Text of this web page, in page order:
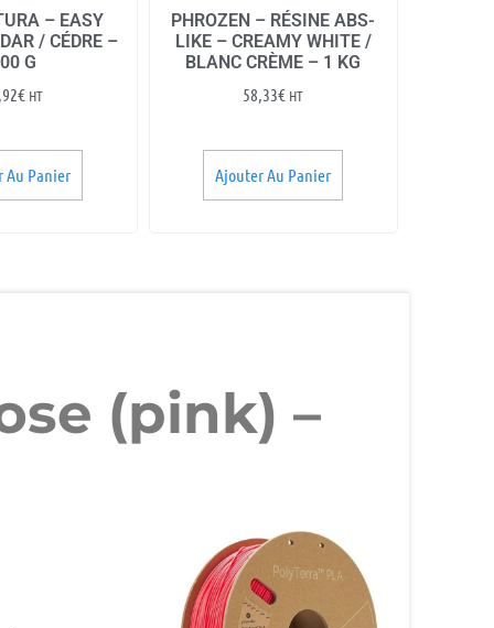
– EASY
/ CÉDRE –
G
€ HT
Au Panier
PHROZEN – RÉSINE ABS-
LIKE – CREAMY WHITE /
BLANC CRÈME – 1 KG
58,33€ HT
Ajouter Au Panier
(pink) –